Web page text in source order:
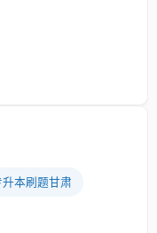
本刷题甘肃